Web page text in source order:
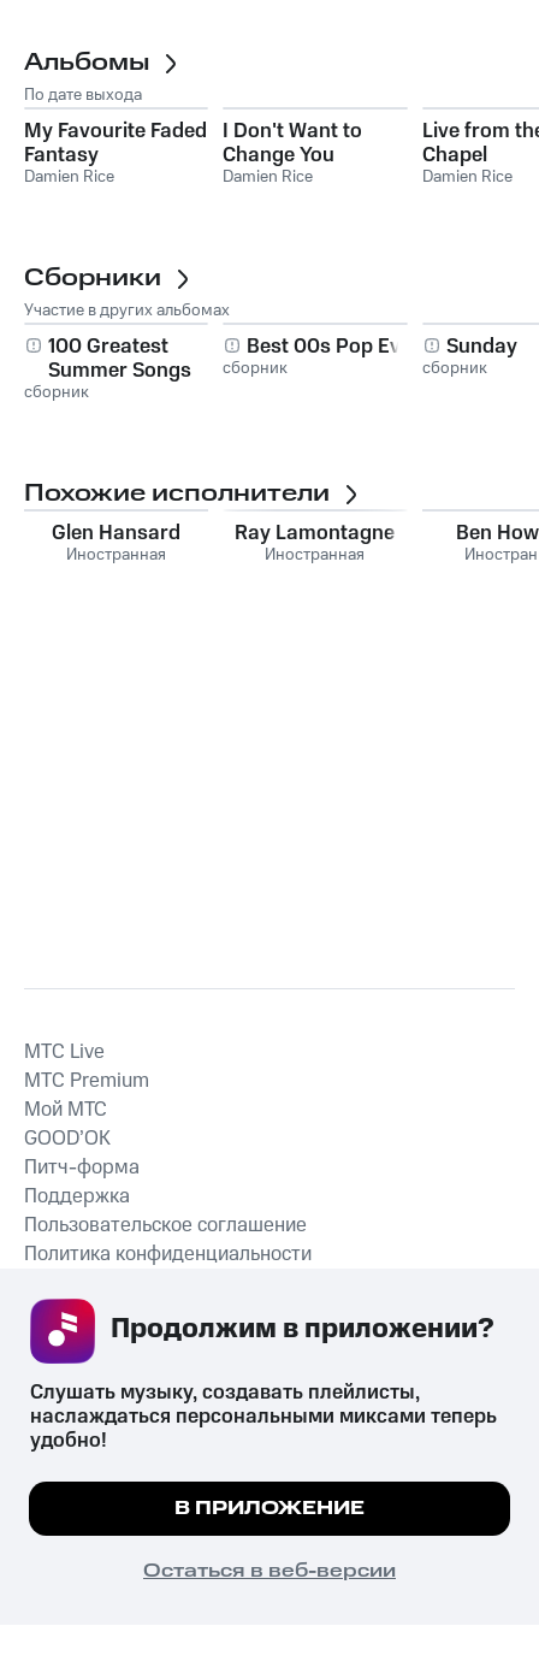
Альбомы
По дате выхода
My Favourite Faded
Fantasy
Damien Rice
I Don't Want to
Change You
Damien Rice
Live from
Chapel
Damien Rice
Сборники
Участие в других альбомах
100 Greatest
Summer Songs
сборник
Best 00s Pop Ever
сборник
Sunday
сборник
Похожие исполнители
Glen Hansard
Иностранная
Ray Lamontagne
Иностранная
Ben
СКАЧАТЬ ПРИЛОЖЕНИЕ
MTС Live
MTС Premium
Мой МТС
GOOD’OK
Питч-форма
Поддержка
Пользовательское соглашение
Политика конфиденциальности
психотропных веществ, их аналогов причиняет вред здоровью,
их незаконный оборот запрещён и влечёт установленную
законодательством ответственность.
© 2026 ООО «КИОН».
Все права защищены
Мы используем куки, чтобы на сайте все
Подробнее
ПОНЯТНО
Слушать музыку, создавать плейлисты,
наслаждаться персональными миксами теперь
удобно!
В ПРИЛОЖЕНИЕ
Остаться в веб-версии